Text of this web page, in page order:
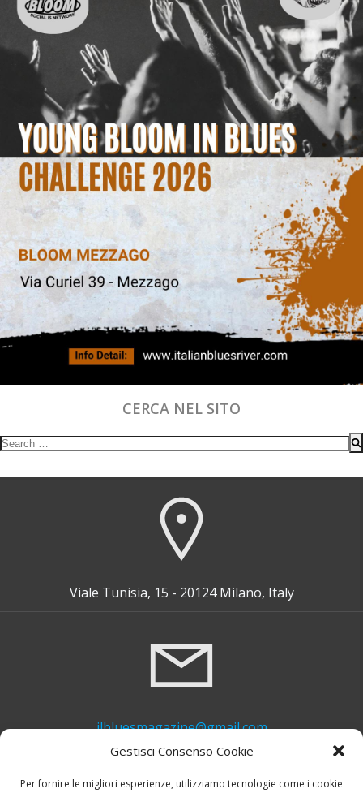
Gestisci Consenso Cookie
Per fornire le migliori esperienze, utilizziamo tecnologie come i cookie
CERCA NEL SITO
Search
Viale Tunisia, 15 - 20124 Milano, Italy
ilbluesmagazine@gmail.com